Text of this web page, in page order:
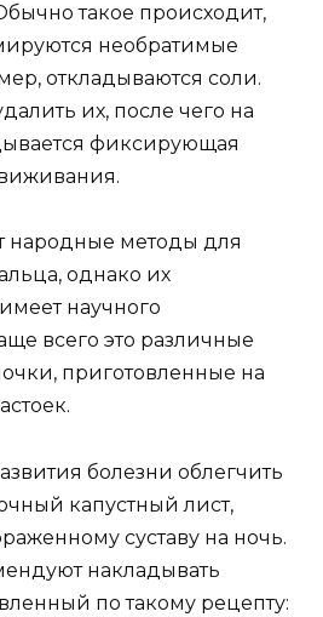
такое происходит,
необратимые
откладываются соли.
их, после чего на
фиксирующая
народные методы для
однако их
научного
всего это различные
приготовленные на
болезни облегчить
капустный лист,
суставу на ночь.
накладывать
по такому рецепту: